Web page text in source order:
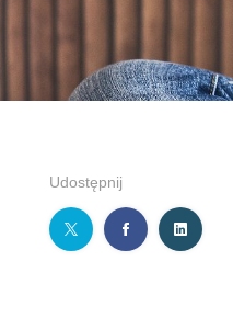
Udostępnij